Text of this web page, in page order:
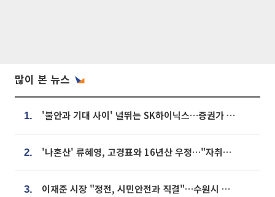
많이 본 뉴스
1. '불안과 기대 사이' 널뛰는 SK하이닉스…증권가 "HBM4·LTA 기반 펀터멘털 견고"
2. '나혼산' 류혜영, 고경표와 16년산 우정…"자취방서 부모님과 마주쳐"
3. 이재준 시장 "정전, 시민안전과 직결"…수원시 비상대응체계 가동